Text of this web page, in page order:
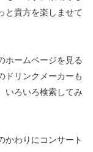
と貴方を楽しませて
ホームページを見る
ドリンクメーカーも
いろいろ検索してみ
かわりにコンサート